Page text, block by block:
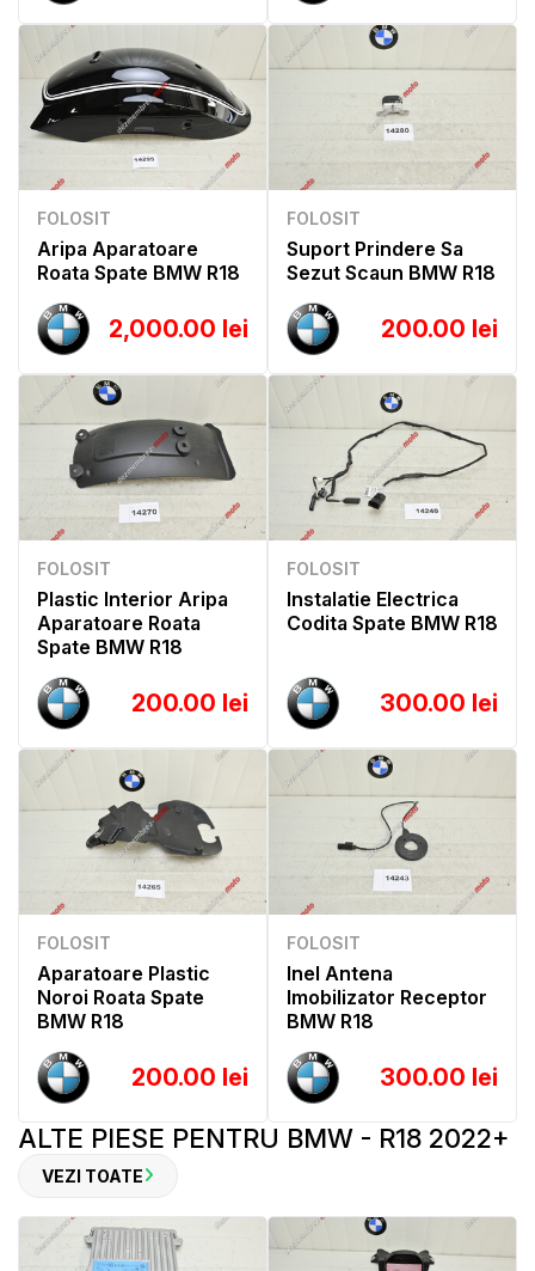
FOLOSIT
Aripa Aparatoare
Roata Spate BMW R18
2,000.00 lei
FOLOSIT
Suport Prindere Sa
Sezut Scaun BMW R18
200.00 lei
FOLOSIT
Plastic Interior Aripa
Aparatoare Roata
Spate BMW R18
200.00 lei
FOLOSIT
Instalatie Electrica
Codita Spate BMW R18
300.00 lei
FOLOSIT
Aparatoare Plastic
Noroi Roata Spate
BMW R18
200.00 lei
FOLOSIT
Inel Antena
Imobilizator Receptor
BMW R18
300.00 lei
ALTE PIESE PENTRU BMW - R18 2022+
VEZI TOATE